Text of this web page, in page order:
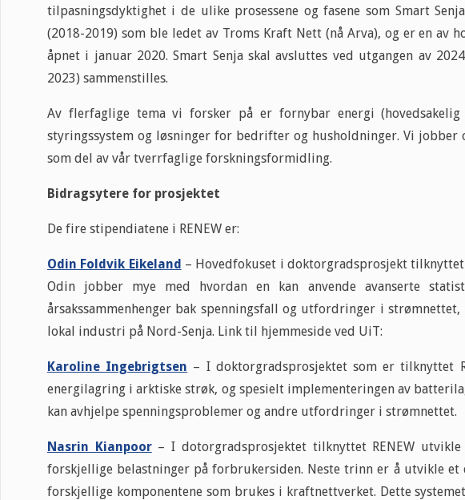
tilpasningsdyktighet i de ulike prosessene og fasene som Smart
(2018-2019) som ble ledet av Troms Kraft Nett (nå Arva), og er en av
åpnet i januar 2020. Smart Senja skal avsluttes ved utgangen av
2023) sammenstilles.
Av flerfaglige tema vi forsker på er fornybar energi
styringssystem og løsninger for bedrifter og husholdninger. Vi jobber
som del av vår tverrfaglige forskningsformidling.
Bidragsytere for prosjektet
De fire stipendiatene i RENEW er:
Odin Foldvik Eikeland – Hovedfokuset i doktorgradsprosjekt tilknyttet
Odin jobber mye med hvordan en kan anvende avanserte
årsakssammenhenger bak spenningsfall og utfordringer i
lokal industri på Nord-Senja. Link til hjemmeside ved UiT:
Karoline Ingebrigtsen – I doktorgradsprosjektet som er tilknyttet
energilagring i arktiske strøk, og spesielt implementeringen av
kan avhjelpe spenningsproblemer og andre utfordringer i strømnettet.
Nasrin Kianpoor– I dotorgradsprosjektet tilknyttet RENEW
forskjellige belastninger på forbrukersiden. Neste trinn er å utvikle
forskjellige komponentene som brukes i kraftnettverket. Dette